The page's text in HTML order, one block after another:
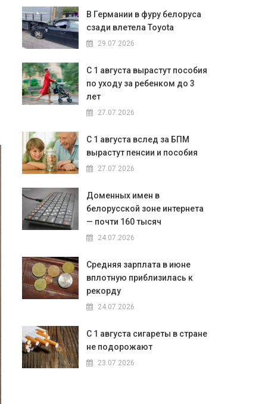
В Германии в фуру белоруса
сзади влетела Toyota
29.07.2026
С 1 августа вырастут пособия
по уходу за ребенком до 3
лет
27.07.2026
С 1 августа вслед за БПМ
вырастут пенсии и пособия
27.07.2026
Доменных имен в
белорусской зоне интернета
— почти 160 тысяч
24.07.2026
Средняя зарплата в июне
вплотную приблизилась к
рекорду
24.07.2026
С 1 августа сигареты в стране
не подорожают
23.07.2026